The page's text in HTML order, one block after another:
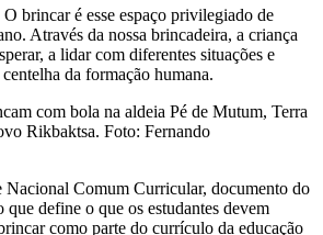
brincar é esse espaço privilegiado de
Através da nossa brincadeira, a criança
a lidar com diferentes situações e
da formação humana.
com bola na aldeia Pé de Mutum, Terra
Rikbaktsa. Foto: Fernando
Comum Curricular, documento do
define o que os estudantes devem
como parte do currículo da educação